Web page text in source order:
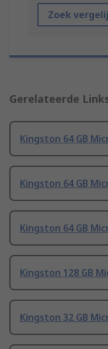
Zoek
Gerelateerde
Kingston 64 GB
Kingston 64 GB
Kingston 64 GB
Kingston 128 GB
Kingston 32 GB